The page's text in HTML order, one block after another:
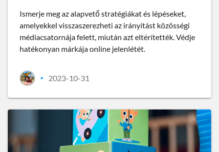
Ismerje meg az alapvető stratégiákat és lépéseket,
amelyekkel visszaszerezheti az irányítást közösségi
médiacsatornája felett, miután azt eltérítették. Védje
hatékonyan márkája online jelenlétét.
• 2023-10-31